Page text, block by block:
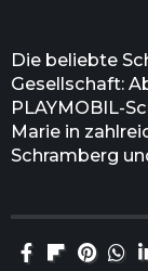
Die beliebte
Gesellschaft:
PLAYMOBIL-
Marie in
Schramberg